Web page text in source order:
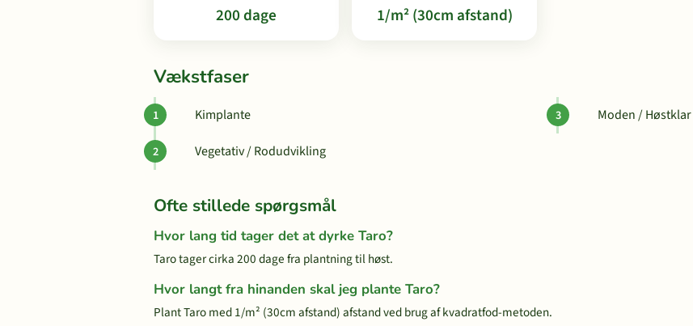
200 dage 1/m² (30cm afstand)
Vækstfaser
Kimplante
Vegetativ / Rodudvikling
Moden / Høstklar
Ofte stillede spørgsmål
Hvor lang tid tager det at dyrke Taro?
Taro tager cirka 200 dage fra plantning til høst.
Hvor langt fra hinanden skal jeg plante Taro?
Plant Taro med 1/m² (30cm afstand) afstand ved brug af kvadratfod-metoden.